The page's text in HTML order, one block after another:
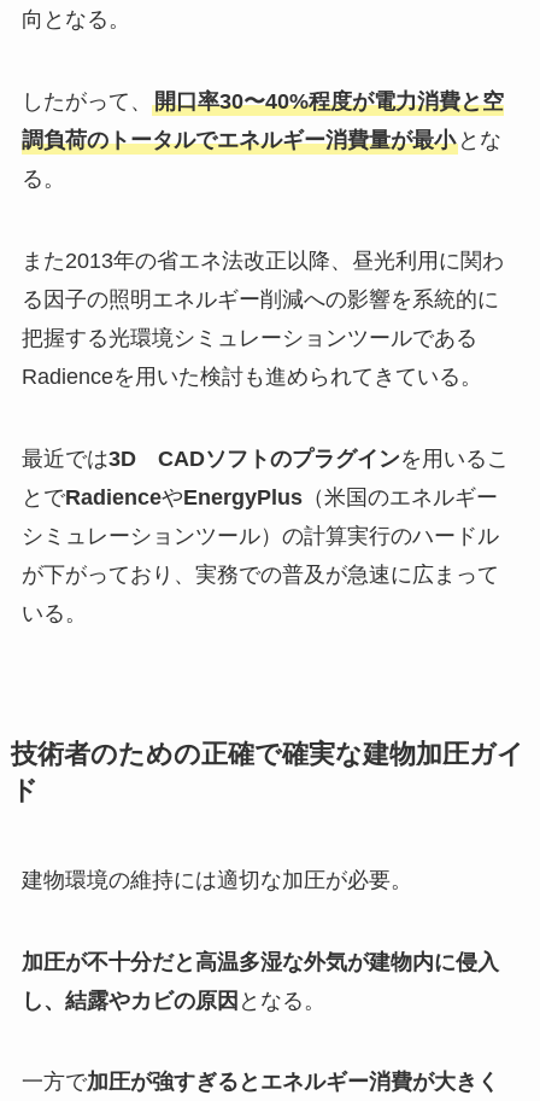
向となる。
したがって、 開口率30〜40%程度が電力消費と空
調負荷のトータルでエネルギー消費量が最小とな
る。
また2013年の省エネ法改正以降、昼光利用に関わ
る因子の照明エネルギー削減への影響を系統的に
把握する光環境シミュレーションツールである
Radienceを用いた検討も進められてきている。
最近では3D CADソフトのプラグインを用いるこ
とでRadienceやEnergyPlus（米国のエネルギー
シミュレーションツール）の計算実行のハードル
が下がっており、実務での普及が急速に広まって
いる。
技術者のための正確で確実な建物加圧ガイ
ド
建物環境の維持には適切な加圧が必要。
加圧が不十分だと高温多湿な外気が建物内に侵入
し、結露やカビの原因 となる。
一方で加圧が強すぎるとエネルギー消費が大きく